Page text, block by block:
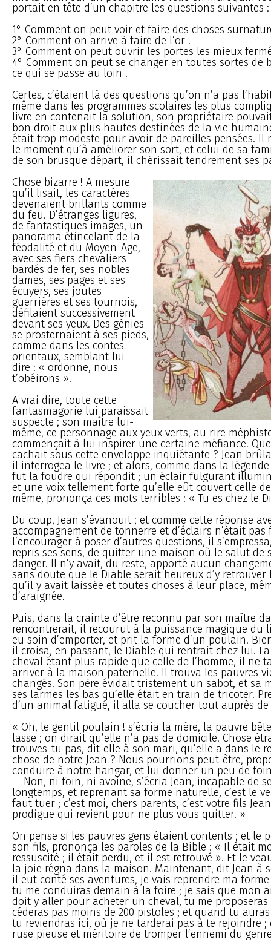
portait en tête d’un chapitre les questions suivantes :
1° Comment on peut voir et faire des choses
2° Comment on arrive à faire de l’or !
3° Comment on peut ouvrir les portes les mieux
4° Comment on peut se changer en toutes sortes de
ce qui se passe au loin !
Certes, c’étaient là des questions qu’on n’a pas
même dans les programmes scolaires les plus
livre en contenait la solution, son propriétaire
bon droit aux plus hautes destinées de la vie
était trop modeste pour avoir de pareilles pensées. Il
le moment qu’à améliorer son sort, et celui de sa
de son brusque départ, il chérissait tendrement ses
Chose bizarre ! A mesure
qu’il lisait, les caractères
devenaient brillants comme
du feu. D’étranges ligures,
de fantastiques images, un
panorama étincelant de la
féodalité et du Moyen-Age,
avec ses fiers chevaliers
bardés de fer, ses nobles
dames, ses pages et ses
écuyers, ses joutes
guerrières et ses tournois,
défilaient successivement
devant ses yeux. Des génies
se prosternaient à ses pieds,
comme dans les contes
orientaux, semblant lui
dire : « ordonne, nous
t’obéirons ».
A vrai dire, toute cette
fantasmagorie lui paraissait
suspecte ; son maître lui-
même, ce personnage aux yeux verts, au rire
commençait à lui inspirer une certaine méfiance.
cachait sous cette enveloppe inquiétante ? Jean
il interrogea le livre ; et alors, comme dans la
fut la foudre qui répondit ; un éclair fulgurant
et une voix tellement forte qu’elle eût couvert celle
même, prononça ces mots terribles : « Tu es chez le
Du coup, Jean s’évanouit ; et comme cette réponse
accompagnement de tonnerre et d’éclairs n’était
l’encourager à poser d’autres questions, il
repris ses sens, de quitter une maison où le salut de
danger. Il n’y avait, du reste, apporté aucun
sans doute que le Diable serait heureux d’y retrouver
qu’il y avait laissée et toutes choses à leur place,
d’araignée.
Puis, dans la crainte d’être reconnu par son maître
rencontrerait, il recourut à la puissance magique du
eu soin d’emporter, et prit la forme d’un poulain.
il croisa, en passant, le Diable qui rentrait chez lui. La
cheval étant plus rapide que celle de l’homme, il ne
arriver à la maison paternelle. Il trouva les pauvres
changés. Son père évidait tristement un sabot, et sa
ses larmes les bas qu’elle était en train de tricoter.
d’un animal fatigué, il alla se coucher tout auprès
« Oh, le gentil poulain ! s’écria la mère, la pauvre
lasse ; on dirait qu’elle n’a pas de domicile. Chose
trouves-tu pas, dit-elle à son mari, qu’elle a dans le
chose de notre Jean ? Nous pourrions peut-être,
conduire à notre hangar, et lui donner un peu de
— Non, ni foin, ni avoine, s’écria Jean, incapable de
longtemps, et reprenant sa forme naturelle, c’est le
faut tuer ; c’est moi, chers parents, c’est votre fils
prodigue qui revient pour ne plus vous quitter. »
On pense si les pauvres gens étaient contents ; et le
son fils, prononça les paroles de la Bible : « Il était
ressuscité ; il était perdu, et il est retrouvé ». Et le
la joie régna dans la maison. Maintenant, dit Jean à
il eut conté ses aventures, je vais reprendre ma
tu me conduiras demain à la foire ; je sais que mon
doit y aller pour acheter un cheval, tu me
céderas pas moins de 200 pistoles ; et quand tu
tu reviendras ici, où je ne tarderai pas à te rejoindre ;
ruse pieuse et méritoire de tromper l’ennemi du